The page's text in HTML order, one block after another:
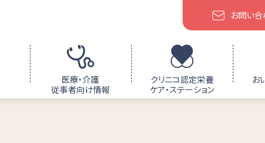
医療・介護
従事者向け情報
クリニコ認定栄養
ケア・ステーション
お
お問い